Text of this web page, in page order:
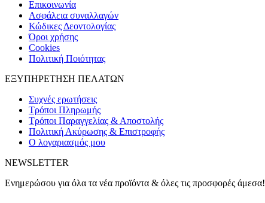
Eπικοινωνία
Ασφάλεια συναλλαγών
Κώδικες Δεοντολογίας
Όροι χρήσης
Cookies
Πολιτική Ποιότητας
ΕΞΥΠΗΡΕΤΗΣΗ ΠΕΛΑΤΩΝ
Συχνές ερωτήσεις
Τρόποι Πληρωμής
Τρόποι Παραγγελίας & Αποστολής
Πολιτική Ακύρωσης & Επιστροφής
Ο λογαριασμός μου
NEWSLETTER
Ενημερώσου για όλα τα νέα προϊόντα & όλες τις προσφορές άμεσα!